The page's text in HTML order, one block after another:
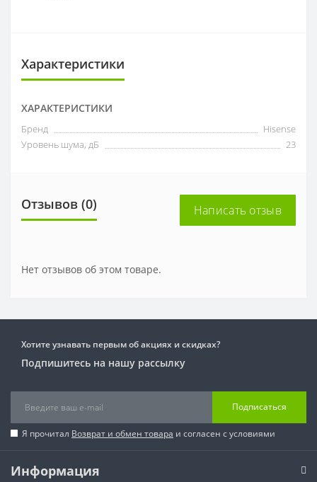
Характеристики
ХАРАКТЕРИСТИКИ
Бренд
Hisense
Уровень шума, дБ
23
Отзывов (0) Написать отзыв
Нет отзывов об этом товаре.
Хотите узнавать первым об акциях и скидках?
Подпишитесь на нашу рассылку
Подписаться
Я прочитал Возврат и обмен товара и согласен с условиями
Информация